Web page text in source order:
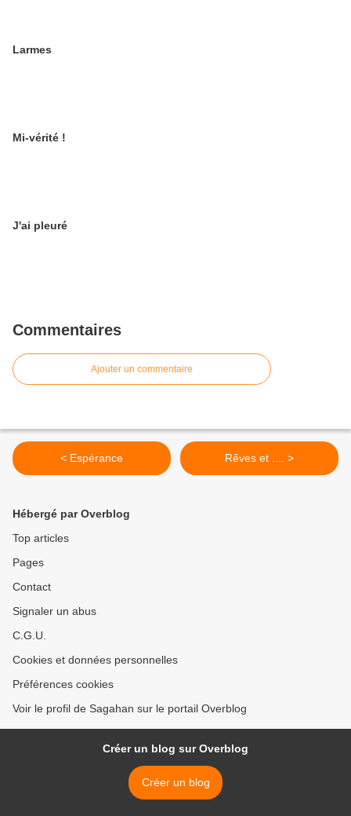
Larmes
Mi-vérité !
J'ai pleuré
Commentaires
Ajouter un commentaire
< Espérance Rêves et .... >
Hébergé par Overblog
Top articles
Pages
Contact
Signaler un abus
C.G.U.
Cookies et données personnelles
Préférences cookies
Voir le profil de Sagahan sur le portail Overblog
Créer un blog sur Overblog
Créer un blog